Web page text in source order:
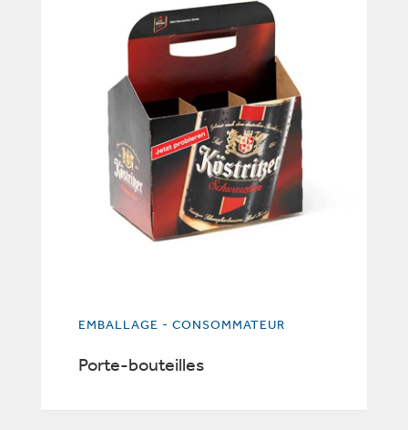
EMBALLAGE - CONSOMMATEUR
Porte-bouteilles